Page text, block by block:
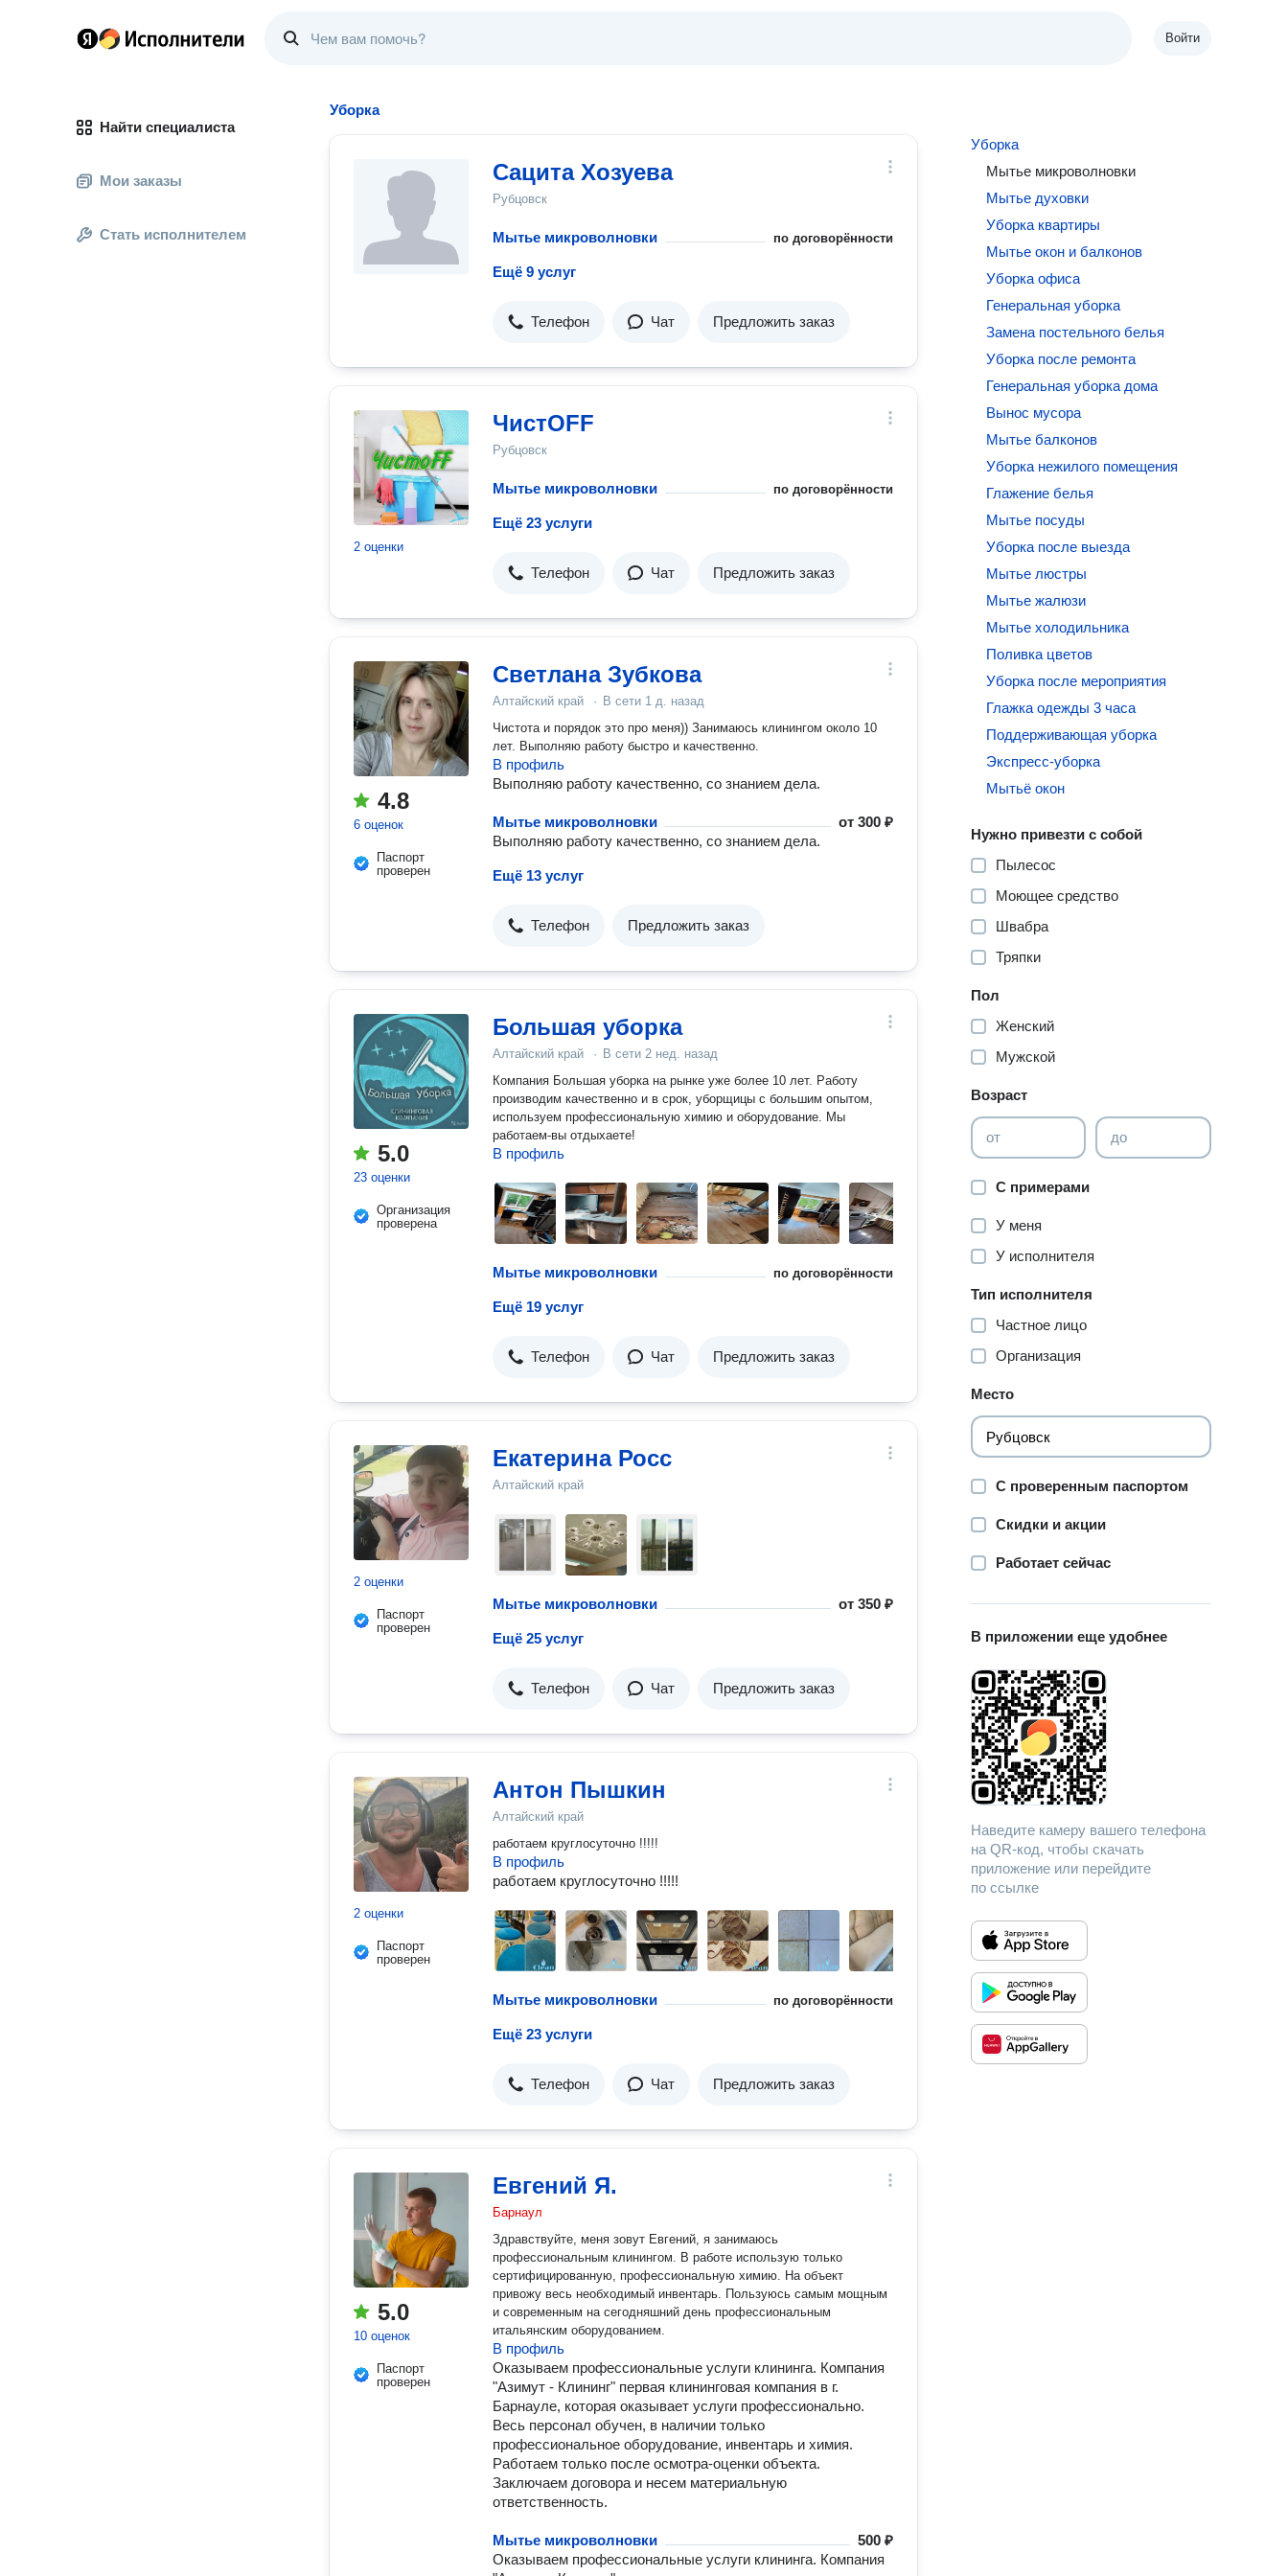
Войти
Найти специалиста
Мои заказы
Стать исполнителем
Уборка
Сацита Хозуева
Рубцовск
Мытье микроволновки по договорённости
Ещё 9 услуг
Телефон Чат Предложить заказ
2 оценки
ЧистOFF
Рубцовск
Мытье микроволновки по договорённости
Ещё 23 услуги
Телефон Чат Предложить заказ
4.8
6 оценок
Паспорт
проверен
Светлана Зубкова
Алтайский край · В сети 1 д. назад
Чистота и порядок это про меня)) Занимаюсь клинингом около 10
лет. Выполняю работу быстро и качественно.
В профиль
Выполняю работу качественно, со знанием дела.
Мытье микроволновки от300 ₽
Выполняю работу качественно, со знанием дела.
Ещё 13 услуг
Телефон Предложить заказ
5.0
23 оценки
Организация
проверена
Большая уборка
Алтайский край · В сети 2 нед. назад
Компания Большая уборка на рынке уже более 10 лет. Работу
производим качественно и в срок, уборщицы с большим опытом,
используем профессиональную химию и оборудование. Мы
работаем-вы отдыхаете!
В профиль
Мытье микроволновки по договорённости
Ещё 19 услуг
Телефон Чат Предложить заказ
2 оценки
Паспорт
проверен
Екатерина Росс
Алтайский край
Мытье микроволновки от350 ₽
Ещё 25 услуг
Телефон Чат Предложить заказ
2 оценки
Паспорт
проверен
Антон Пышкин
Алтайский край
работаем круглосуточно !!!!!
В профиль
работаем круглосуточно !!!!!
Мытье микроволновки по договорённости
Ещё 23 услуги
Телефон Чат Предложить заказ
5.0
10 оценок
Паспорт
проверен
Евгений Я.
Барнаул
Здравствуйте, меня зовут Евгений, я занимаюсь
профессиональным клинингом. В работе использую только
сертифицированную, профессиональную химию. На объект
привожу весь необходимый инвентарь. Пользуюсь самым мощным
и современным на сегодняшний день профессиональным
итальянским оборудованием.
В профиль
Оказываем профессиональные услуги клининга. Компания
"Азимут - Клининг" первая клининговая компания в г.
Барнауле, которая оказывает услуги профессионально.
Весь персонал обучен, в наличии только
профессиональное оборудование, инвентарь и химия.
Работаем только после осмотра-оценки объекта.
Заключаем договора и несем материальную
ответственность.
Мытье микроволновки
500 ₽
Оказываем профессиональные услуги клининга. Компания
Уборка
Мытье микроволновки
Мытье духовки
Уборка квартиры
Мытье окон и балконов
Уборка офиса
Генеральная уборка
Замена постельного белья
Уборка после ремонта
Генеральная уборка дома
Вынос мусора
Мытье балконов
Уборка нежилого помещения
Глажение белья
Мытье посуды
Уборка после выезда
Мытье люстры
Мытье жалюзи
Мытье холодильника
Поливка цветов
Уборка после мероприятия
Глажка одежды 3 часа
Поддерживающая уборка
Экспресс-уборка
Мытьё окон
Нужно привезти с собой
Пылесос
Моющее средство
Швабра
Тряпки
Пол
Женский
Мужской
Возраст
от до
С примерами
У меня
У исполнителя
Тип исполнителя
Частное лицо
Организация
Место
С проверенным паспортом
Скидки и акции
Работает сейчас
В приложении еще удобнее
Наведите камеру вашего телефона
на QR-код, чтобы скачать
приложение или перейдите
по ссылке